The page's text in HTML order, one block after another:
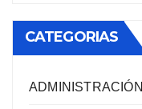
CATEGORIAS
ADMINISTRACIÓN